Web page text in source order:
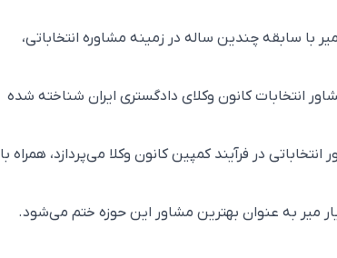
با سابقه چندین ساله در زمینه مشاوره انتخاباتی،
انتخابات کانون وکلای دادگستری ایران شناخته شده
انتخاباتی در فرآیند کمپین کانون وکلا می‌پردازد، همراه با
میر به عنوان بهترین مشاور این حوزه ختم می‌شود.